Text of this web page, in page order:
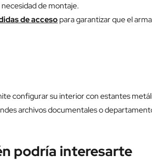
de montaje.
de accesopara garantizar que el
configurar su interior con estantes
archivos documentales o
podría interesarte